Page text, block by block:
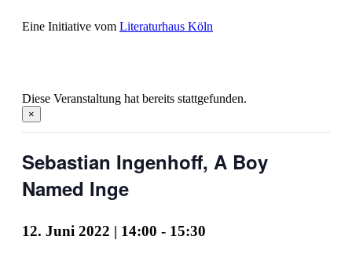
Eine Initiative vom Literaturhaus Köln
Diese Veranstaltung hat bereits stattgefunden.
×
Sebastian Ingenhoff, A Boy
Named Inge
12. Juni 2022 | 14:00 - 15:30